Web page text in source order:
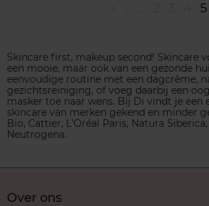
5
Skincare first, makeup second! Skincare
een mooie, maar ook van een gezonde
eenvoudige routine met een dagcrème,
gezichtsreiniging, of voeg daarbij een
masker toe naar wens. Bij Di vindt je
skincare van merken gekend en minder
Bio, Cattier, L'Oréal Paris, Natura
Neutrogena.
Over ons